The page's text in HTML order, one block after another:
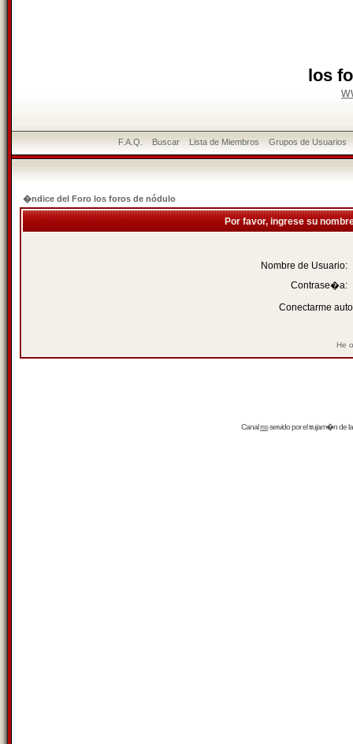
los
F.A.Q. Buscar Lista de Miembros Grupos de Usuarios
�ndice del Foro los foros de nódulo
Por favor, ingrese su
Nombre de Usuario:
Contrase�a:
Conectarme
He
Canalrssservido por eltrujam�nde